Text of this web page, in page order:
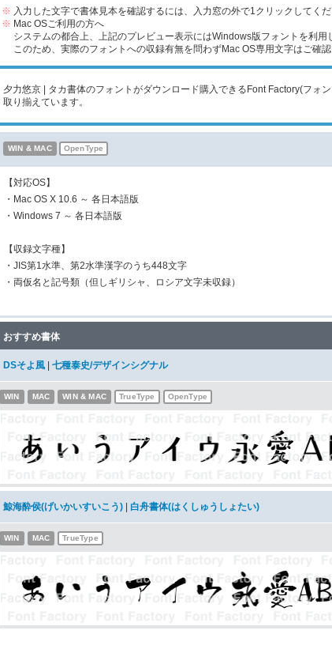
※ 入力した文字で書体見本を確認するには、入力窓の外で1クリックしてくだ
※ Mac OSご利用の方へ
システムの都合上、上記のプレビュー表示にはWindows版フォントを利用
このため、実際のフォントへの収録有無を問わずMac OS専用文字はご確認
夕力悠京 | タカ書体のフォントがダウンロード購入できるFont Factory(フォ
取り揃えています。
WIN & MAC OpenType
【対応OS】
・Mac OS X 10.6 ～ 各日本語版
・Windows 7 ～ 各日本語版
【収録文字種】
・JIS第1水準、第2水準漢字のうち448文字
・両仮名と記号類（但しギリシャ、ロシア文字未収録）
おすすめ書体
DSそよ風 七種泰史/デザインシグナル
WIN MAC WIN & MAC TrueType OpenType
鯨海酔侯(げいかいすいこう) 白舟書体(はくしゅうしょたい)
WIN MAC TrueType